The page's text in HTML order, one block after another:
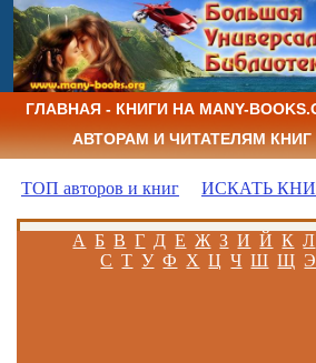
ГЛАВНАЯ - КНИГИ НА MANY-
АВТОРАМ И ЧИТАТЕЛЯМ КНИГ
ТОП авторов и книг ИСКАТЬ
А Б В Г Д Е Ж З И Й К Л
С Т У Ф Х Ц Ч Ш Щ Э